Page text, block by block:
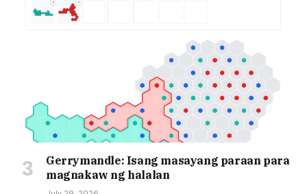
Gerrymandle: Isang masayang paraan para
magnakaw ng halalan